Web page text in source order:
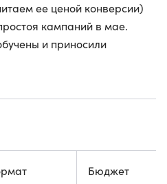
ее ценой конверсии)
кампаний в мае.
и приносили
Бюджет